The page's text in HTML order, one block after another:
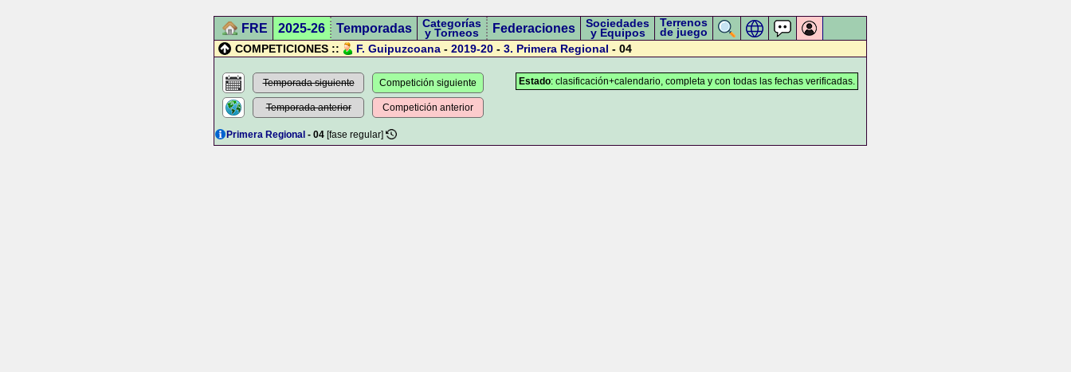
FRE 2025-26 Temporadas Categorías
y Torneos Federaciones Sociedades
y Equipos
Terrenos
de juego
COMPETICIONES ::
F. Guipuzcoana - 2019-20 - 3. Primera Regional - 04
Estado: clasificación+calendario, completa y con todas las fechas verificadas.
Temporada siguiente
Temporada anterior
Competición siguiente
Competición anterior
Primera Regional - 04 [fase regular]